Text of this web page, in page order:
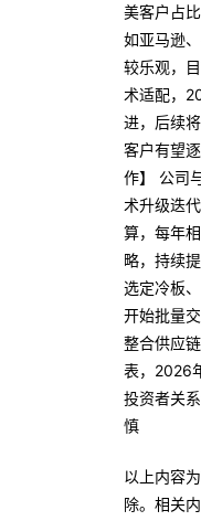
美客户占
如亚马逊
较乐观，
术适配，
进，后续
客户有望
作】 公司
术升级迭
算，每年
略，持续
选定冷板
开始批量
整合供应
表，2026
投资者关
慎
以上内容
除。相关